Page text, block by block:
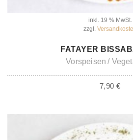
inkl. 19 % MwSt.
zzgl.
IN DEN
FATAYER
Vorspeisen
7,90 €